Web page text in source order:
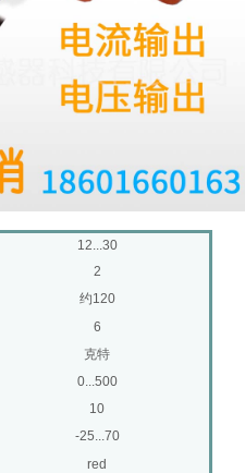
12...30
2
约120
6
克特
0...500
10
-25...70
red